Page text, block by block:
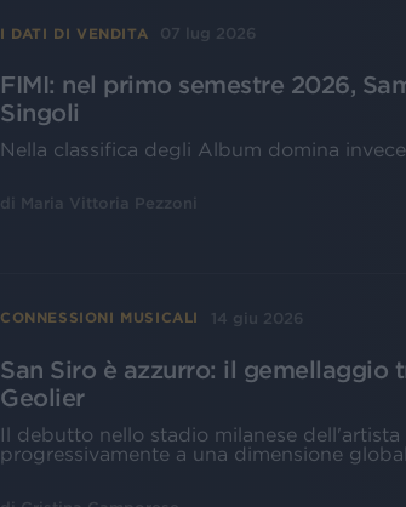
I DATI DI VENDITA 07 lug 2026
FIMI: nel primo semestre 2026,
Singoli
Nella classifica degli Album domina
di Maria Vittoria Pezzoni
CONNESSIONI MUSICALI 14 giu 2026
San Siro è azzurro: il gemellaggio
Geolier
Il debutto nello stadio milanese
progressivamente a una dimensione